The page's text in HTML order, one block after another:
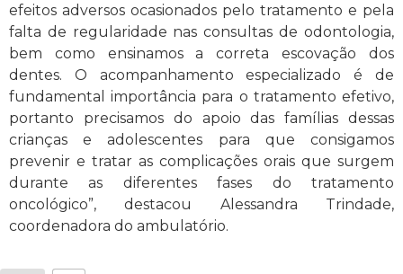
efeitos adversos ocasionados pelo tratamento e pela
falta de regularidade nas consultas de odontologia,
bem como ensinamos a correta escovação dos
dentes. O acompanhamento especializado é de
fundamental importância para o tratamento efetivo,
portanto precisamos do apoio das famílias dessas
crianças e adolescentes para que consigamos
prevenir e tratar as complicações orais que surgem
durante as diferentes fases do tratamento
oncológico”, destacou Alessandra Trindade,
coordenadora do ambulatório.